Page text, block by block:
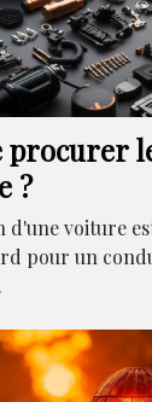
procurer
?
d'une voiture
pour un